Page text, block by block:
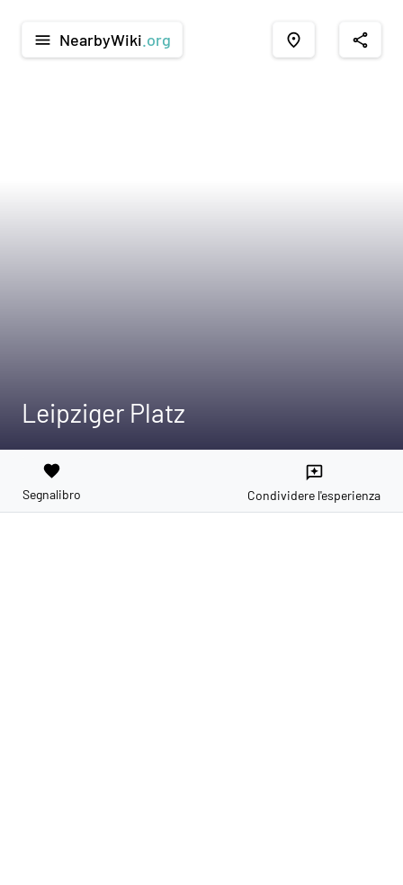
menu NearbyWiki .org place share
Leipziger Platz
favorite
Segnalibro
reviews
Condividere l'esperienza